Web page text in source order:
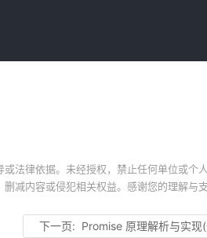
法律依据。未经授权，禁止任何单位或个
减内容或侵犯相关权益。感谢您的理解与支
下一页: Promise 原理解析与实